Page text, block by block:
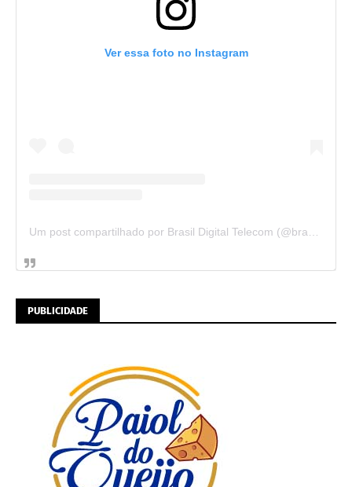
Ver essa foto no Instagram
PUBLICIDADE